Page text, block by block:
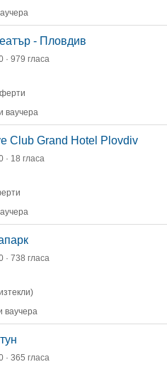
- Пловдив
· 979 гласа
ваучера
Club Grand Hotel Plovdiv
· 18 гласа
· 738 гласа
ваучера
· 365 гласа